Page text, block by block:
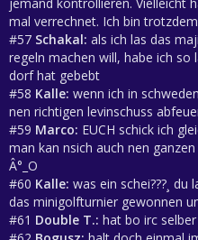
mal verrechnet. Ich bin
#57 Schakal: als ich las das
regeln machen will, habe ich so
dorf hat gebebt
#58 Kalle: wenn ich in
nen richtigen levinschuss
#59 Marco: EUCH schick ich
man kan nsich auch nen
Â°_O
#60 Kalle: was ein schei???¸
das minigolfturnier gewonnen
#61 Double T.: hat bo irc